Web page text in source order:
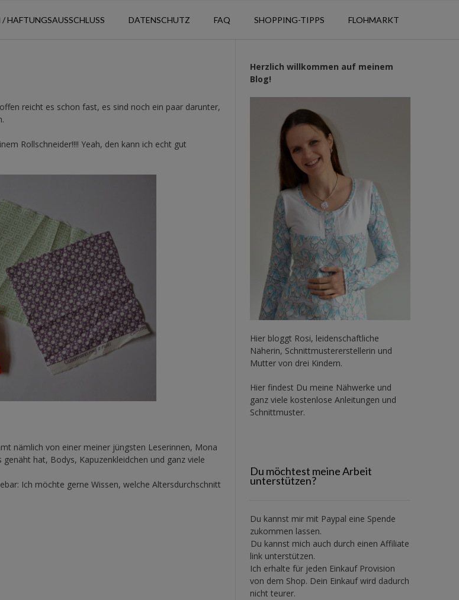
/ HAFTUNGSAUSSCHLUSS DATENSCHUTZ FAQ SHOPPING-TIPPS FLOHMARKT
reicht es schon fast, es sind noch ein paar darunter,
Rollschneider!!!! Yeah, den kann ich echt gut
nämlich von einer meiner jüngsten Leserinnen, Mona
hat, Bodys, Kapuzenkleidchen und ganz viele
Ich möchte gerne Wissen, welche Altersdurchschnitt
Herzlich willkommen auf meinem
Blog!
Hier bloggt Rosi, leidenschaftliche
Näherin, Schnittmustererstellerin und
Mutter von drei Kindern.
Hier findest Du meine Nähwerke und
ganz viele kostenlose Anleitungen und
Schnittmuster.
Du möchtest meine Arbeit
unterstützen?
Du kannst mir mit Paypal eine Spende
zukommen lassen.
Du kannst mich auch durch einen Affiliate
link unterstützen.
Ich erhalte für jeden Einkauf Provision
von dem Shop. Dein Einkauf wird dadurch
nicht teurer.